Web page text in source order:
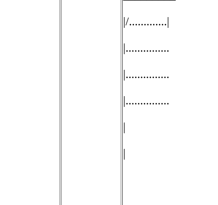
|/.............|
|...............
|...............
|...............
|
|